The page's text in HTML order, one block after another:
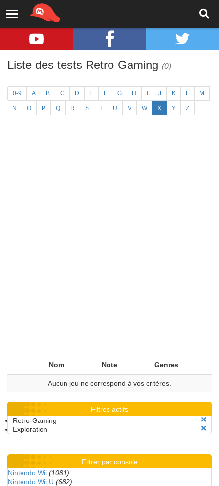
Liste des tests Retro-Gaming (0)
0-9 A B C D E F G H J K L M
N O P Q R S T U V W X Y Z
Nom Note Genres
Aucun jeu ne correspond à vos critères.
Filtres actifs
Retro-Gaming
Exploration
Filtrer par console
Nintendo Wii (1081)
Nintendo Wii U (682)